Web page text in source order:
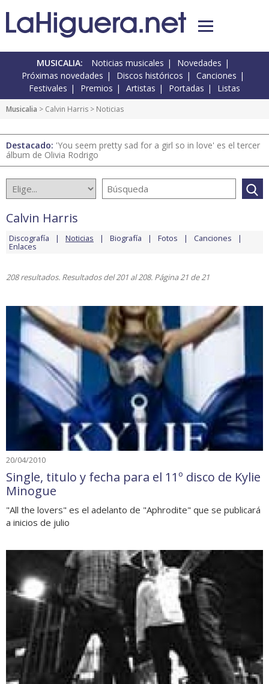
MUSICALIA: Noticias musicales
Novedades
Próximas novedades
Discos históricos
Canciones
Festivales
Premios Artistas Portadas Listas
Musicalia > Calvin Harris > Noticias
Destacado: 'You seem pretty sad for a girl so in love' es el tercer
álbum de Olivia Rodrigo
Calvin Harris
Discografía Noticias Biografía Fotos Canciones
Enlaces
208 resultados. Resultados del 201 al 208. Página 21 de 21
20/04/2010
Single, titulo y fecha para el 11º disco de Kylie
Minogue
"All the lovers" es el adelanto de "Aphrodite" que se publicará
a inicios de julio